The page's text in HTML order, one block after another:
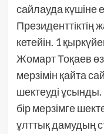
сайлауда күшіне
Президенттіктің
кетейін. 1
Жомарт Тоқаев
мерзімін қайта
шектеуді
бір мерзімге
ұлттық дамудың